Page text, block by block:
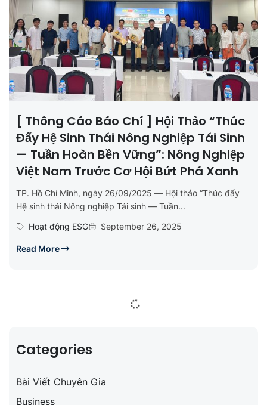
[ Thông Cáo Báo Chí ] Hội Thảo “Thúc
Đẩy Hệ Sinh Thái Nông Nghiệp Tái Sinh
— Tuần Hoàn Bền Vững”: Nông Nghiệp
Việt Nam Trước Cơ Hội Bứt Phá Xanh
TP. Hồ Chí Minh, ngày 26/09/2025 — Hội thảo “Thúc đẩy
Hệ sinh thái Nông nghiệp Tái sinh — Tuần...
Hoạt động ESG
September 26, 2025
Read More
Categories
Bài Viết Chuyên Gia
Business